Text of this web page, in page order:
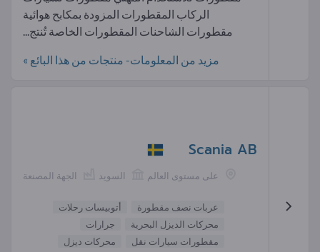
الركاب المقطورات المزودة بمكابح هوائية
مقطورات الشاحنات المقطورات الخاصة تُنتج...
مزيد من المعلومات- منتجات من هذا البائع »
Scania AB
الجهة المصنعة السويد على مستوى العالم
عربات نصف مقطورة
أتوبيسات رحلات
محركات الديزل البحرية
جرارات
مقطورات سيارات نقل
محركات ديزل